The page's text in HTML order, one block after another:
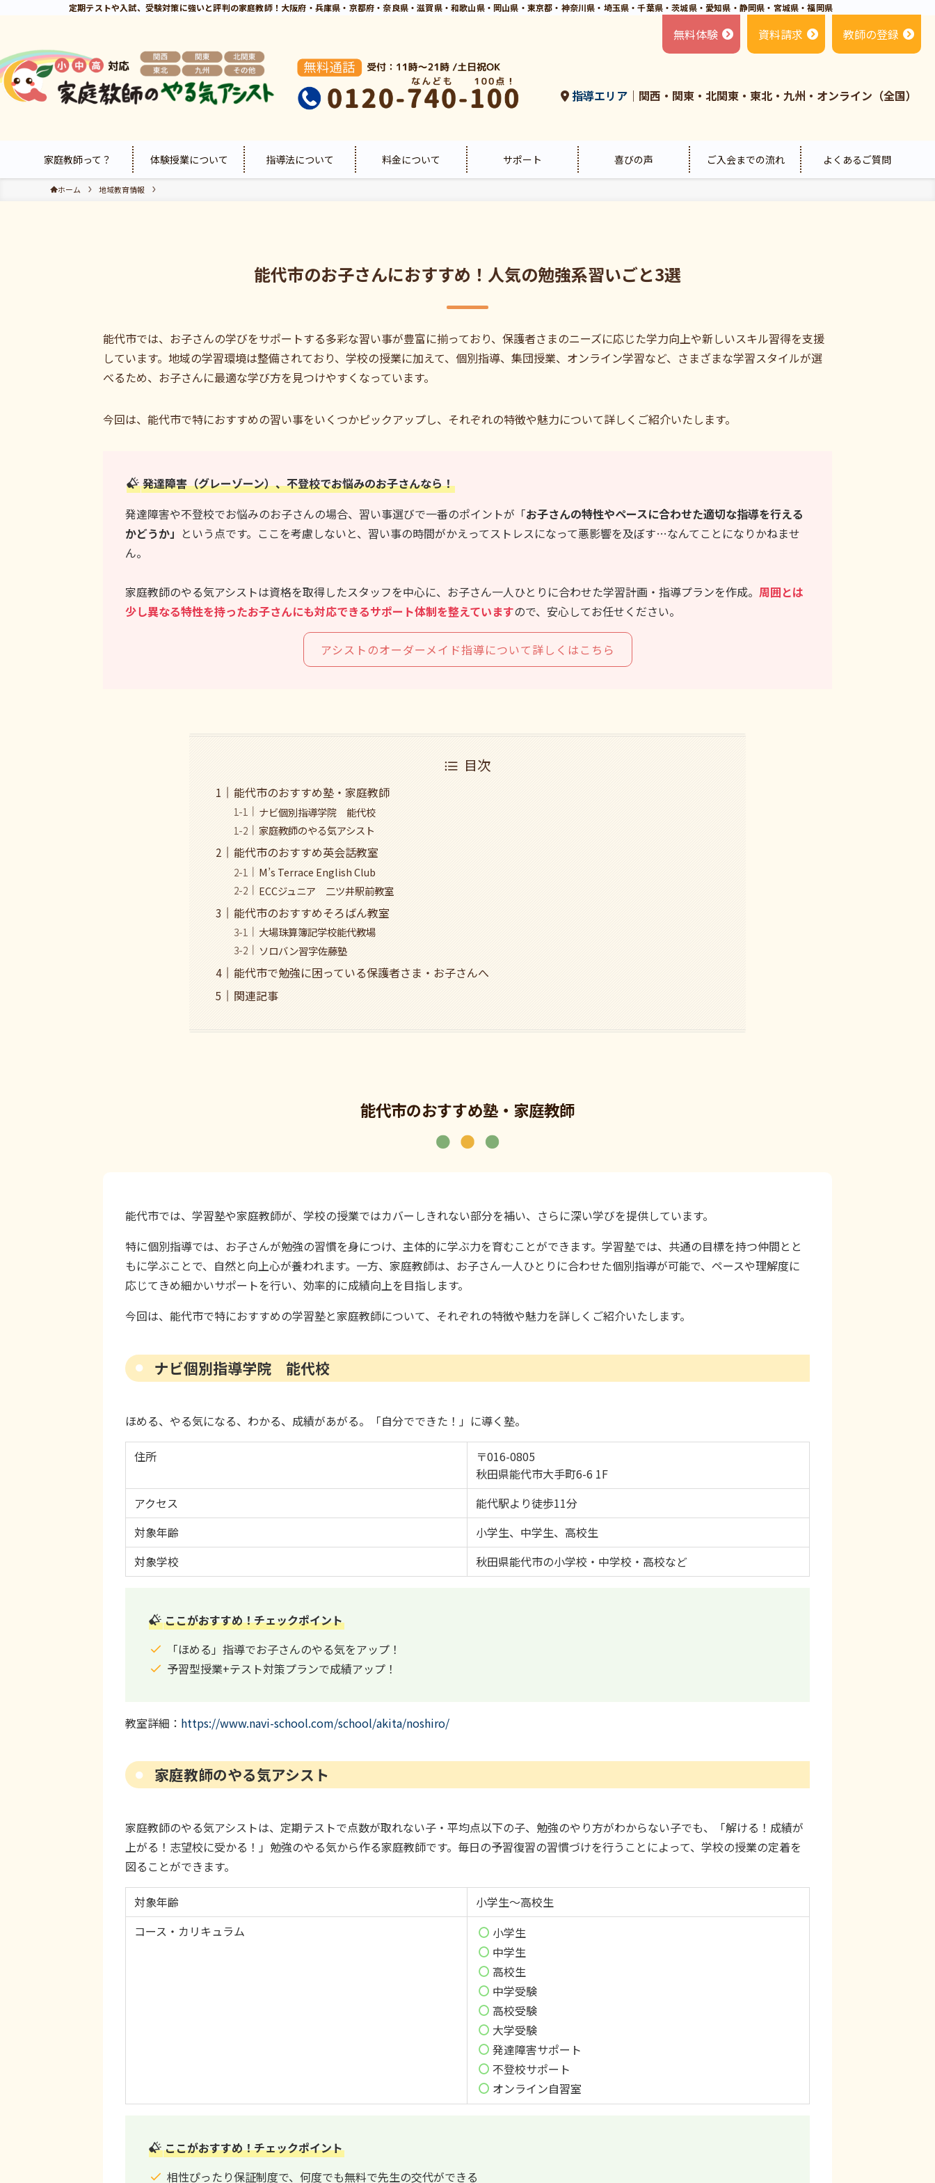
定期テストや入試、受験対策に強いと評判の家庭教師！大阪府・兵庫県・京都府・奈良県・滋賀県・和歌山県・岡山県・東京都・神奈川県・埼玉県・千葉県・茨城県・愛知県・静岡県・宮城県・福岡県
家庭教師って？ 体験授業について 指導法について 料金について サポート 喜びの声 ご入会までの流れ よくあるご質問
指導エリア｜関西・関東・北関東・東北・九州・オンライン（全国）
無料体験 資料請求 教師の登録
ホーム 地域教育情報
能代市のお子さんにおすすめ！人気の勉強系習いごと3選
能代市では、お子さんの学びをサポートする多彩な習い事が豊富に揃っており、保護者さまのニーズに応じた学力向上や新しいスキル習得を支援
しています。地域の学習環境は整備されており、学校の授業に加えて、個別指導、集団授業、オンライン学習など、さまざまな学習スタイルが選
べるため、お子さんに最適な学び方を見つけやすくなっています。
今回は、能代市で特におすすめの習い事をいくつかピックアップし、それぞれの特徴や魅力について詳しくご紹介いたします。
発達障害（グレーゾーン）、不登校でお悩みのお子さんなら！
発達障害や不登校でお悩みのお子さんの場合、習い事選びで一番のポイントが「お子さんの特性やペースに合わせた適切な指導を行える
かどうか」 という点です。ここを考慮しないと、習い事の時間がかえってストレスになって悪影響を及ぼす…なんてことになりかねませ
ん。
家庭教師のやる気アシストは資格を取得したスタッフを中心に、お子さん一人ひとりに合わせた学習計画・指導プランを作成。 周囲とは
少し異なる特性を持ったお子さんにも対応できるサポート体制を整えていますので、安心してお任せください。
アシストのオーダーメイド指導について詳しくはこちら
目次
能代市のおすすめ塾・家庭教師
ナビ個別指導学院 能代校
家庭教師のやる気アシスト
能代市のおすすめ英会話教室
M’s Terrace English Club
ECCジュニア 二ツ井駅前教室
能代市のおすすめそろばん教室
大場珠算簿記学校能代教場
ソロバン習字佐藤塾
能代市で勉強に困っている保護者さま・お子さんへ
関連記事
能代市のおすすめ塾・家庭教師
能代市では、学習塾や家庭教師が、学校の授業ではカバーしきれない部分を補い、さらに深い学びを提供しています。
特に個別指導では、お子さんが勉強の習慣を身につけ、主体的に学ぶ力を育むことができます。学習塾では、共通の目標を持つ仲間とと
もに学ぶことで、自然と向上心が養われます。一方、家庭教師は、お子さん一人ひとりに合わせた個別指導が可能で、ペースや理解度に
応じてきめ細かいサポートを行い、効率的に成績向上を目指します。
今回は、能代市で特におすすめの学習塾と家庭教師について、それぞれの特徴や魅力を詳しくご紹介いたします。
ナビ個別指導学院 能代校
ほめる、やる気になる、わかる、成績があがる。「自分でできた！」に導く塾。
住所
〒016-0805
秋田県能代市大手町6-6 1F
アクセス
能代駅より徒歩11分
対象年齢
小学生、中学生、高校生
対象学校
秋田県能代市の小学校・中学校・高校など
ここがおすすめ！チェックポイント
「ほめる」指導でお子さんのやる気をアップ！
予習型授業+テスト対策プランで成績アップ！
教室詳細： https://www.navi-school.com/school/akita/noshiro/
家庭教師のやる気アシスト
家庭教師のやる気アシストは、定期テストで点数が取れない子・平均点以下の子、勉強のやり方がわからない子でも、「解ける！成績が
上がる！志望校に受かる！」勉強のやる気から作る家庭教師です。毎日の予習復習の習慣づけを行うことによって、学校の授業の定着を
図ることができます。
対象年齢
小学生～高校生
コース・カリキュラム
小学生
中学生
高校生
中学受験
高校受験
大学受験
発達障害サポート
不登校サポート
オンライン自習室
ここがおすすめ！チェックポイント
相性ぴったり保証制度で、何度でも無料で先生の交代ができる